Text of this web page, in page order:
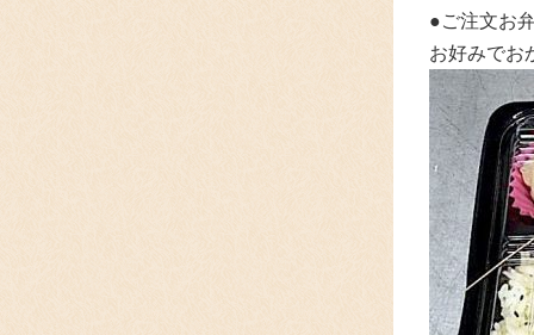
●ご注文お
お好みでお